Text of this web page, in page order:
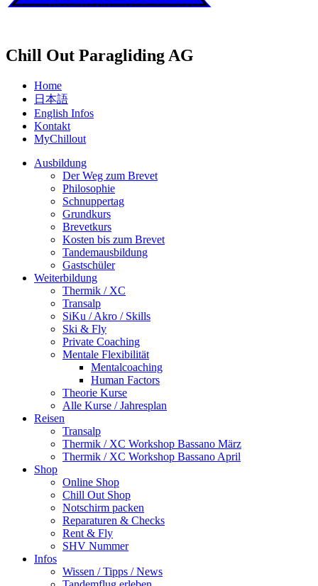
Chill Out Paragliding AG
Home
日本語
English Infos
Kontakt
MyChillout
Ausbildung
Der Weg zum Brevet
Philosophie
Schnuppertag
Grundkurs
Brevetkurs
Kosten bis zum Brevet
Tandemausbildung
Gastschüler
Weiterbildung
Thermik / XC
Transalp
SiKu / Akro / Skills
Ski & Fly
Private Coaching
Mentale Flexibilität
Mentalcoaching
Human Factors
Theorie Kurse
Alle Kurse / Jahresplan
Reisen
Transalp
Thermik / XC Workshop Bassano März
Thermik / XC Workshop Bassano April
Shop
Online Shop
Chill Out Shop
Notschirm packen
Reparaturen & Checks
Rent & Fly
SHV Nummer
Infos
Wissen / Tipps / News